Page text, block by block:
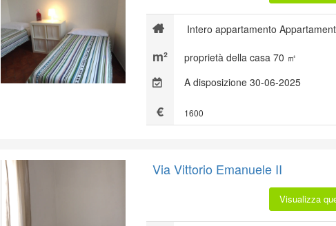
Intero appartamento
proprietà della casa 70 ㎡
A disposizione 30-06-2025
1600
Via Vittorio Emanuele II
Visualizza